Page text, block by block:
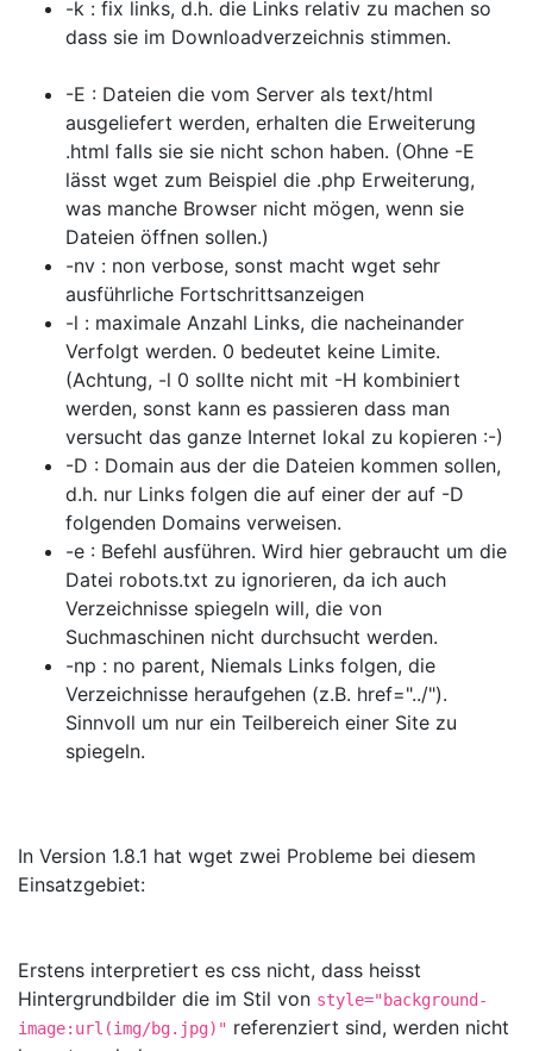
-k : fix links, d.h. die Links relativ zu machen so
dass sie im Downloadverzeichnis stimmen.
-E : Dateien die vom Server als text/html
ausgeliefert werden, erhalten die Erweiterung
.html falls sie sie nicht schon haben. (Ohne -E
lässt wget zum Beispiel die .php Erweiterung,
was manche Browser nicht mögen, wenn sie
Dateien öffnen sollen.)
-nv : non verbose, sonst macht wget sehr
ausführliche Fortschrittsanzeigen
-l : maximale Anzahl Links, die nacheinander
Verfolgt werden. 0 bedeutet keine Limite.
(Achtung, -l 0 sollte nicht mit -H kombiniert
werden, sonst kann es passieren dass man
versucht das ganze Internet lokal zu kopieren :-)
-D : Domain aus der die Dateien kommen sollen,
d.h. nur Links folgen die auf einer der auf -D
folgenden Domains verweisen.
-e : Befehl ausführen. Wird hier gebraucht um die
Datei robots.txt zu ignorieren, da ich auch
Verzeichnisse spiegeln will, die von
Suchmaschinen nicht durchsucht werden.
-np : no parent, Niemals Links folgen, die
Verzeichnisse heraufgehen (z.B. href="../").
Sinnvoll um nur ein Teilbereich einer Site zu
spiegeln.
In Version 1.8.1 hat wget zwei Probleme bei diesem
Einsatzgebiet:
Erstens interpretiert es css nicht, dass heisst
Hintergrundbilder die im Stil von style="background-
image:url(img/bg.jpg)" referenziert sind, werden nicht